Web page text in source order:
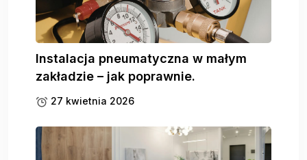
Instalacja pneumatyczna w małym
zakładzie – jak poprawnie.
27 kwietnia 2026